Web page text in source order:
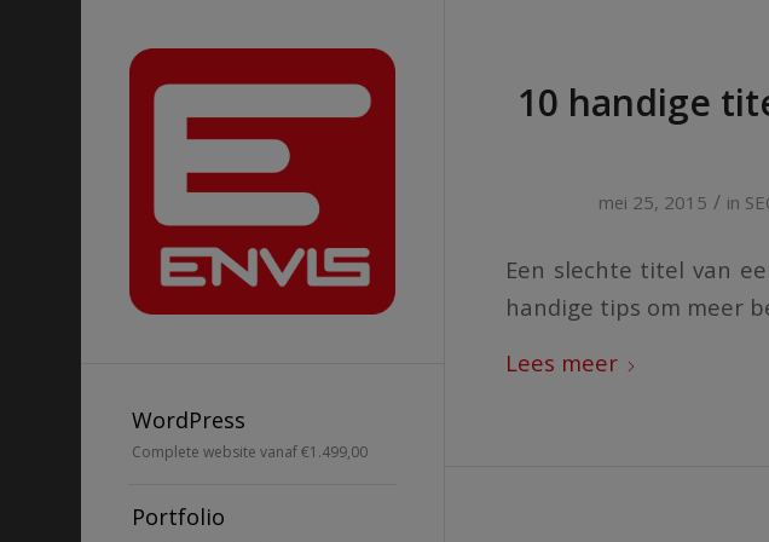
WordPress
Complete website vanaf €1.499,00
Portfolio
10 handige
mei 25, 2015 / in
Een slechte titel van
handige tips om meer
Lees meer